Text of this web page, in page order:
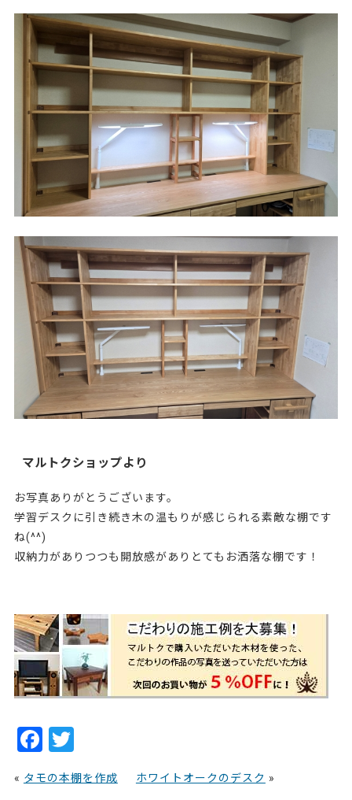
マルトクショップより
お写真ありがとうございます。
学習デスクに引き続き木の温もりが感じられる素敵な棚です
ね(^^)
収納力がありつつも開放感がありとてもお洒落な棚です！
F
c
T
itt
« タモの本棚を作成 ホワイトオークのデスク »